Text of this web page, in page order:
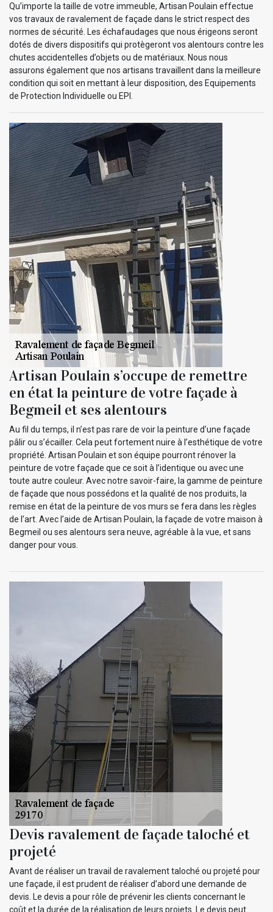
Qu’importe la taille de votre immeuble, Artisan Poulain effectue
vos travaux de ravalement de façade dans le strict respect des
normes de sécurité. Les échafaudages que nous érigeons seront
dotés de divers dispositifs qui protègeront vos alentours contre les
chutes accidentelles d’objets ou de matériaux. Nous nous
assurons également que nos artisans travaillent dans la meilleure
condition qui soit en mettant à leur disposition, des Equipements
de Protection Individuelle ou EPI.
Artisan Poulain s’occupe de remettre
en état la peinture de votre façade à
Begmeil et ses alentours
Au fil du temps, il n’est pas rare de voir la peinture d’une façade
pâlir ou s’écailler. Cela peut fortement nuire à l’esthétique de votre
propriété. Artisan Poulain et son équipe pourront rénover la
peinture de votre façade que ce soit à l’identique ou avec une
toute autre couleur. Avec notre savoir-faire, la gamme de peinture
de façade que nous possédons et la qualité de nos produits, la
remise en état de la peinture de vos murs se fera dans les règles
de l’art. Avec l’aide de Artisan Poulain, la façade de votre maison à
Begmeil ou ses alentours sera neuve, agréable à la vue, et sans
danger pour vous.
Devis ravalement de façade taloché et
projeté
Avant de réaliser un travail de ravalement taloché ou projeté pour
une façade, il est prudent de réaliser d’abord une demande de
devis. Le devis a pour rôle de prévenir les clients concernant le
coût et la durée de la réalisation de leurs projets. Le devis peut